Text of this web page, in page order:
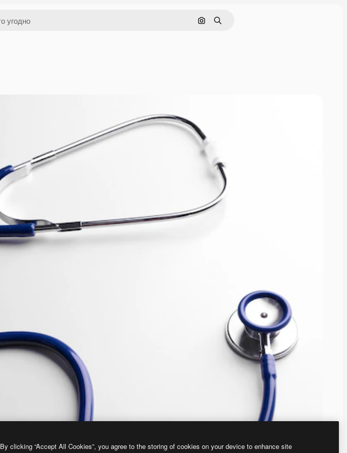
Поиск по изображению
Поиск
By clicking “Accept All Cookies”, you agree to the storing of cookies on your device to enhance site